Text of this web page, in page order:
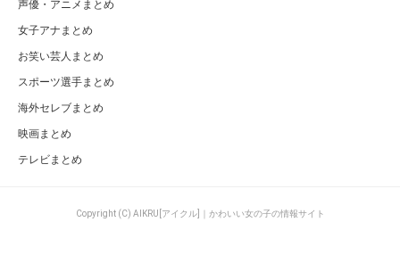
声優・アニメまとめ
女子アナまとめ
お笑い芸人まとめ
スポーツ選手まとめ
海外セレブまとめ
映画まとめ
テレビまとめ
Copyright (C) AIKRU[アイクル]｜かわいい女の子の情報サイト